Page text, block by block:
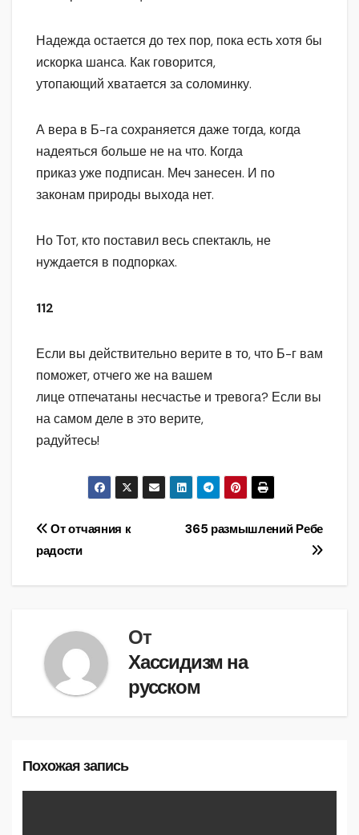
Надежда остается до тех пор, пока есть хотя бы
искорка шанса. Как говорится,
утопающий хватается за соломинку.
А вера в Б-га сохраняется даже тогда, когда
надеяться больше не на что. Когда
приказ уже подписан. Меч занесен. И по
законам природы выхода нет.
Но Тот, кто поставил весь спектакль, не
нуждается в подпорках.
112
Если вы действительно верите в то, что Б-г вам
поможет, отчего же на вашем
лице отпечатаны несчастье и тревога? Если вы
на самом деле в это верите,
радуйтесь!
Навигация
по
365 размышлений Ребе
От отчаяния к
радости
От
Хассидизм на
русском
Похожая запись